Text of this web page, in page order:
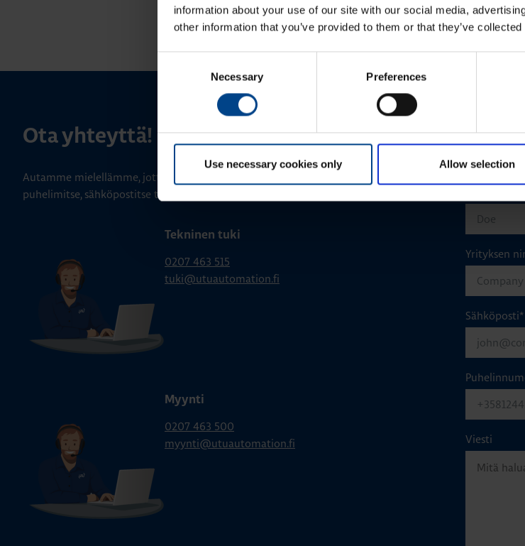
information about your use of our site with our social media,
other information that you’ve provided to them or that they’ve
Necessary Preferences
Use necessary cookies only Allow selection
Ota yhteyttä!
Autamme mielellämme, jotta löydämme sinulle parhaan ratkaisun. Otathan yhtettä
puhelimitse, sähköpostitse tai verkkolomakkeen kautta.
Tekninen tuki
0207 463 515
tuki@utuautomation.fi
Myynti
0207 463 500
myynti@utuautomation.fi
Etunimi*
Yrityksen
Sähköposti*
Viesti